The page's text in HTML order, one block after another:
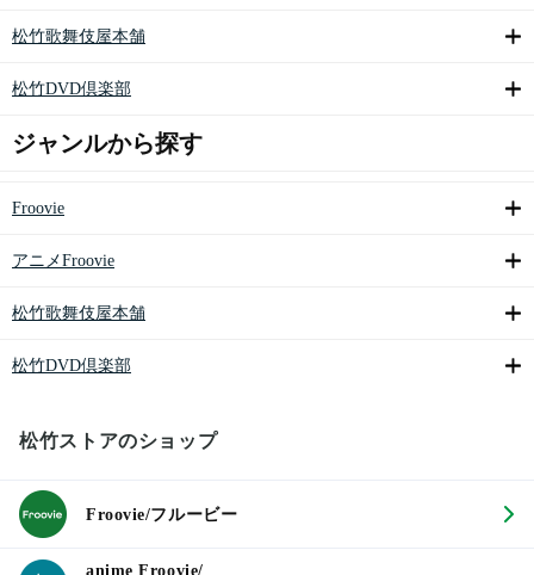
松竹歌舞伎屋本舗
松竹DVD倶楽部
ジャンルから探す
Froovie
アニメFroovie
松竹歌舞伎屋本舗
松竹DVD倶楽部
松竹ストアのショップ
Froovie/フルービー
anime Froovie/